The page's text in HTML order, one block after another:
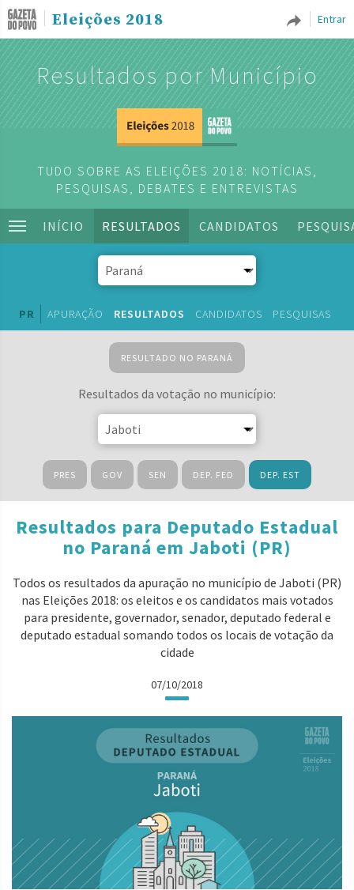
Entrar
Eleições 2018
Resultados por Município
TUDO SOBRE AS ELEIÇÕES 2018: NOTÍCIAS,
PESQUISAS, DEBATES E ENTREVISTAS
INÍCIO RESULTADOS CANDIDATOS
PR APURAÇÃO RESULTADOS CANDIDATOS PESQUISAS
RESULTADO NO PARANÁ
Resultados da votação no município:
PRES GOV SEN DEP. FED DEP. EST
Resultados para Deputado Estadual
no Paraná em Jaboti (PR)
Todos os resultados da apuração no município de Jaboti (PR)
nas Eleições 2018: os eleitos e os candidatos mais votados
para presidente, governador, senador, deputado federal e
deputado estadual somando todos os locais de votação da
cidade
07/10/2018